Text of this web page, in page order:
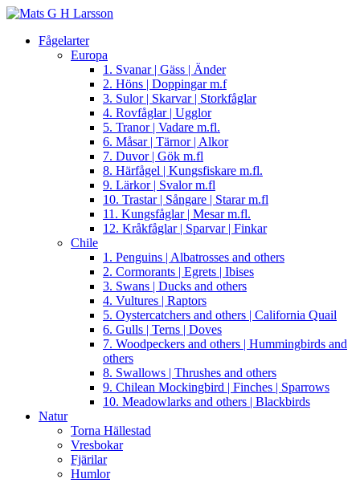
Fågelarter
Europa
1. Svanar | Gäss | Änder
2. Höns | Doppingar m.f
3. Sulor | Skarvar | Storkfåglar
4. Rovfåglar | Ugglor
5. Tranor | Vadare m.fl.
6. Måsar | Tärnor | Alkor
7. Duvor | Gök m.fl
8. Härfågel | Kungsfiskare m.fl.
9. Lärkor | Svalor m.fl
10. Trastar | Sångare | Starar m.fl
11. Kungsfåglar | Mesar m.fl.
12. Kråkfåglar | Sparvar | Finkar
Chile
1. Penguins | Albatrosses and others
2. Cormorants | Egrets | Ibises
3. Swans | Ducks and others
4. Vultures | Raptors
5. Oystercatchers and others | California Quail
6. Gulls | Terns | Doves
7. Woodpeckers and others | Hummingbirds and
others
8. Swallows | Thrushes and others
9. Chilean Mockingbird | Finches | Sparrows
10. Meadowlarks and others | Blackbirds
Natur
Torna Hällestad
Vresbokar
Fjärilar
Humlor